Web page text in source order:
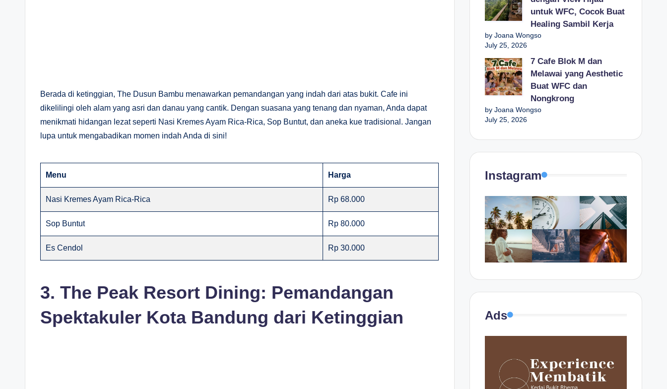
Berada di ketinggian, The Dusun Bambu menawarkan pemandangan yang indah dari atas bukit. Cafe ini
dikelilingi oleh alam yang asri dan danau yang cantik. Dengan suasana yang tenang dan nyaman, Anda dapat
menikmati hidangan lezat seperti Nasi Kremes Ayam Rica-Rica, Sop Buntut, dan aneka kue tradisional. Jangan
lupa untuk mengabadikan momen indah Anda di sini!
Menu Harga
Nasi Kremes Ayam Rica-Rica Rp 68.000
Sop Buntut Rp 80.000
Es Cendol Rp 30.000
3. The Peak Resort Dining: Pemandangan
Spektakuler Kota Bandung dari Ketinggian
untuk WFC, Cocok Buat
Healing Sambil Kerja
by Joana Wongso
July 25, 2026
7 Cafe Blok M dan
Melawai yang Aesthetic
Buat WFC dan
Nongkrong
by Joana Wongso
July 25, 2026
Instagram
Ads